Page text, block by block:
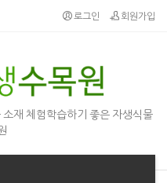
로그인 회원가입
재 체험학습하기 좋은 자생식물